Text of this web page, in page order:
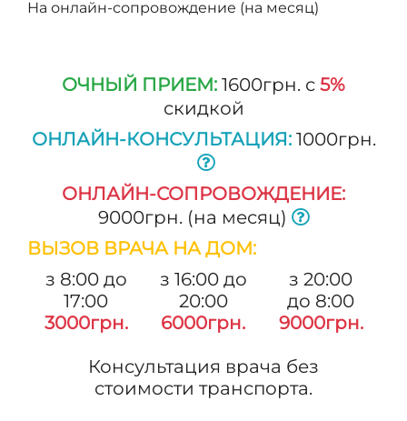
На онлайн-сопровождение (на месяц)
ОЧНЫЙ ПРИЕМ: 1600грн. с 5%
скидкой
ОНЛАЙН-КОНСУЛЬТАЦИЯ: 1000грн.
ОНЛАЙН-СОПРОВОЖДЕНИЕ:
9000грн. (на месяц)
ВЫЗОВ ВРАЧА НА ДОМ:
з 8:00 до
17:00
3000грн.
з 16:00 до
20:00
6000грн.
з 20:00
до 8:00
9000грн.
Консультация врача без
стоимости транспорта.